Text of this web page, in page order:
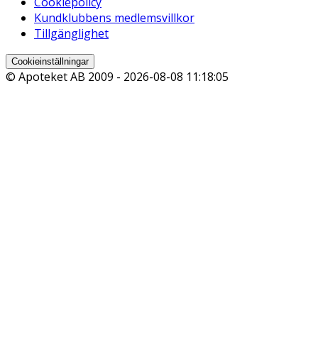
Kundklubbens medlemsvillkor
Tillgänglighet
Cookieinställningar
© Apoteket AB 2009 - 2026-08-08 11:18:05